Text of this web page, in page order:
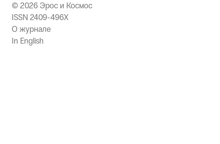
© 2026 Эрос и Космос
ISSN 2409-496X
О журнале
In English